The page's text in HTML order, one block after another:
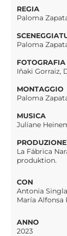
REGIA
Paloma
Paloma
FOTOGRAFIA
Iñaki Gorraiz,
MONTAGGIO
Paloma
MUSICA
Juliane
PRODUZIONE
La Fábrica
produktion.
CON
Antonia
María Alfonsa
ANNO
2023